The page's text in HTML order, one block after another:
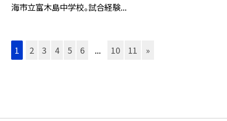
海市立富木島中学校。試合経験...
1 2 3 4 5 6 ... 10 11 »